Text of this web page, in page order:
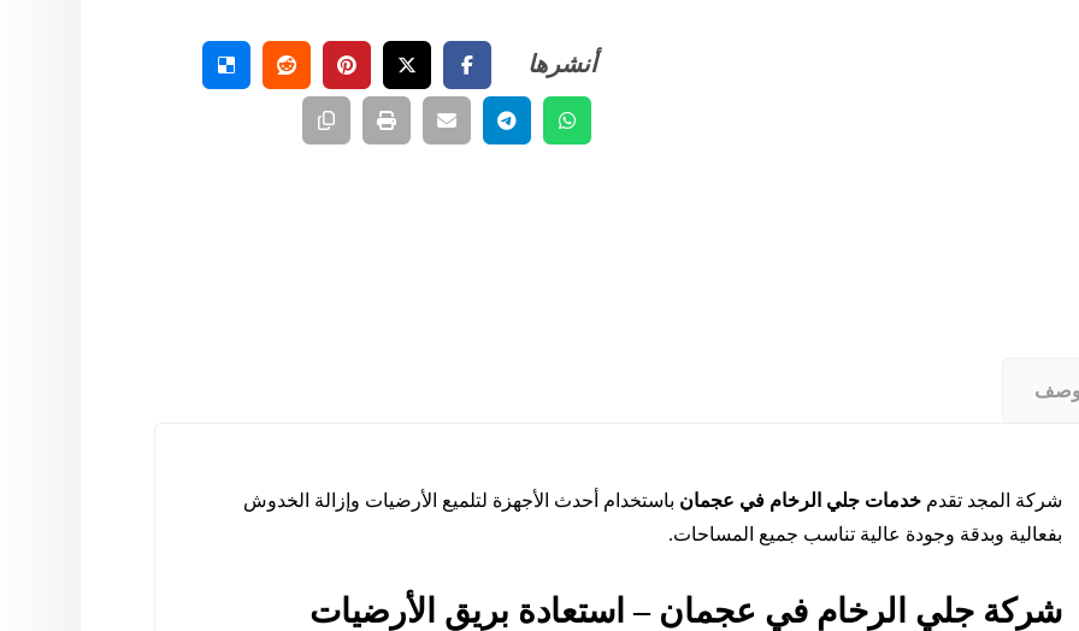
شركة المجد تقدم خدمات جلي الرخام في عجمان باستخدام أحدث الأجهزة لتلميع الأرضيات وإزالة الخدوش
بفعالية وبدقة وجودة عالية تناسب جميع المساحات.
شركة جلي الرخام في عجمان – استعادة بريق الأرضيات